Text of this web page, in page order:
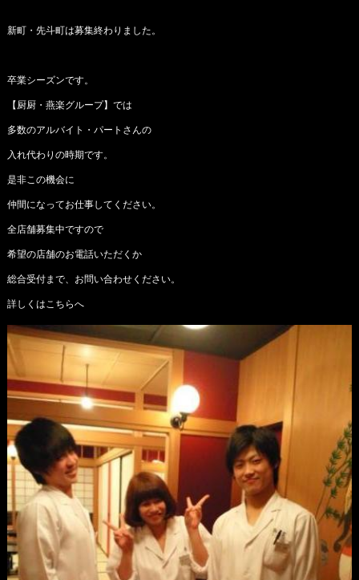
新町・先斗町は募集終わりました。
卒業シーズンです。
【厨厨・燕楽グループ】では
多数のアルバイト・パートさんの
入れ代わりの時期です。
是非この機会に
仲間になってお仕事してください。
全店舗募集中ですので
希望の店舗のお電話いただくか
総合受付まで、お問い合わせください。
詳しくはこちらへ